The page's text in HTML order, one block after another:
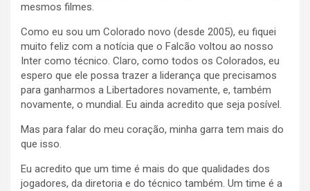
mesmos filmes.
Como eu sou um Colorado novo (desde 2005), eu fiquei
muito feliz com a notícia que o Falcão voltou ao nosso
Inter como técnico. Claro, como todos os Colorados, eu
espero que ele possa trazer a liderança que precisamos
para ganharmos a Libertadores novamente, e, também
novamente, o mundial. Eu ainda acredito que seja posível.
Mas para falar do meu coração, minha garra tem mais do
que isso.
Eu acredito que um time é mais do que qualidades dos
jogadores, da diretoria e do técnico também. Um time é a